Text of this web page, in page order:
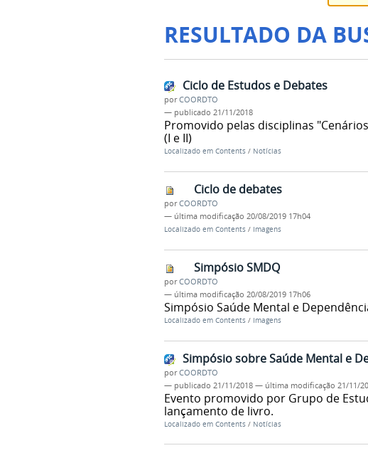
RESULTADO DA
Ciclo de Estudos e Debates
porCOORDTO
— publicado 21/11/2018
Promovido pelas disciplinas
(I e II)
Localizado em Contents / Notícias
Ciclo de debates
porCOORDTO
— última modificação 20/08/2019 17h04
Localizado em Contents / Imagens
Simpósio SMDQ
porCOORDTO
— última modificação 20/08/2019 17h06
Simpósio Saúde Mental e
Localizado em Contents / Imagens
Simpósio sobre Saúde Mental e
porCOORDTO
— publicado 21/11/2018 — última modificação 21/11/
Evento promovido por Grupo de
lançamento de livro.
Localizado em Contents / Notícias